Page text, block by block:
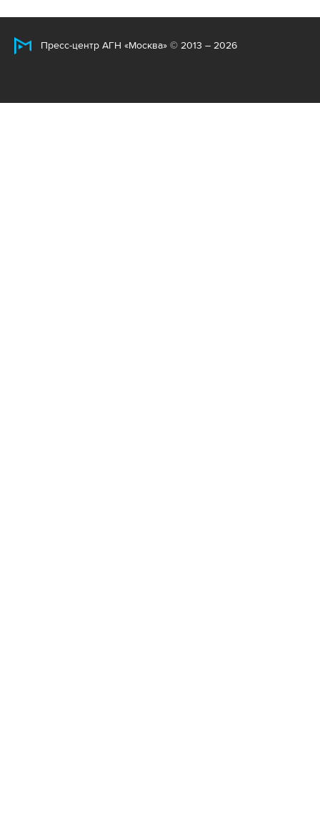
Пресс-центр АГН «Москва» © 2013 – 2026